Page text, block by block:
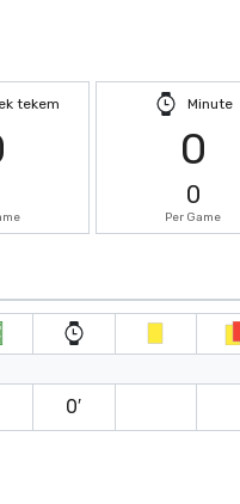
tekem Minute
0
0
Per Game
0′